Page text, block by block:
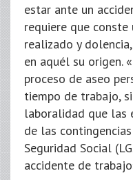
estar ante un
requiere que
realizado y
en aquél su origen.
proceso de aseo
tiempo de trabajo,
laboralidad que las
de las
Seguridad Social
accidente de